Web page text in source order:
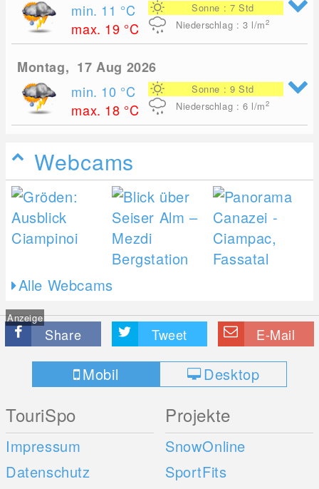
min. 11 °C
max. 19 °C
Sonne : 7 Std
Niederschlag : 3 l/m2
Montag, 17 Aug 2026
min. 10 °C
max. 18 °C
Sonne : 9 Std
Niederschlag : 6 l/m2
Webcams
Alle Webcams
Anzeige
Share Tweet E-Mail
Mobil Desktop
TouriSpo
Impressum
Datenschutz
Projekte
SnowOnline
SportFits